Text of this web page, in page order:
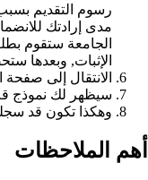
رسوم التقديم
مدى إرادتك
الجامعة ستقوم
الإثبات, وبعدها
الانتقال إلى صفحة
سيظهر لك نموذج
وهكذا تكون قد
أهم الملاحظات